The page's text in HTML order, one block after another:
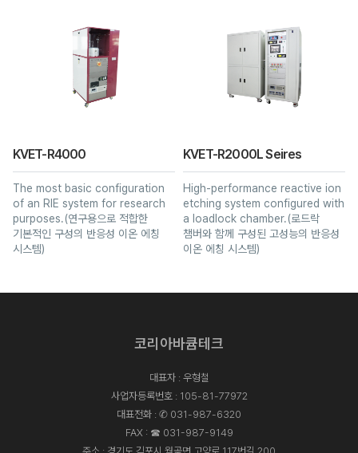
KVET-R4000
The most basic configuration
of an RIE system for research
purposes.(연구용으로 적합한
기본적인 구성의 반응성 이온 에칭
시스템)
KVET-R2000L Seires
High-performance reactive ion
etching system configured with
a loadlock chamber.(로드락
챔버와 함께 구성된 고성능의 반응성
이온 에칭 시스템)
코리아바큠테크
대표자 : 우형철
사업자등록번호 : 105-81-77972
대표전화 : ✆ 031-987-6320
FAX : ☎ 031-987-9149